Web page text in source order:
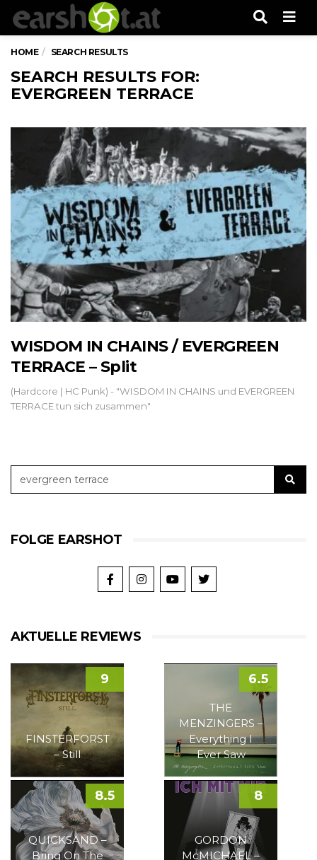
HOME SEARCH RESULTS
SEARCH RESULTS FOR:
EVERGREEN TERRACE
WISDOM IN CHAINS / EVERGREEN
TERRACE – Split
(Hardcore | HC Punk) - "WISDOM IN CHAINS und EVERGREEN
TERRACE tun sich zusammen"
FOLGE EARSHOT
AKTUELLE REVIEWS
FINSTERFORST
– Still
9
THE
MENZINGERS –
Everything I
Ever Saw
6.5
QUICKSAND –
Bring On The
8.5
GORDON
McMICHAEL –
8